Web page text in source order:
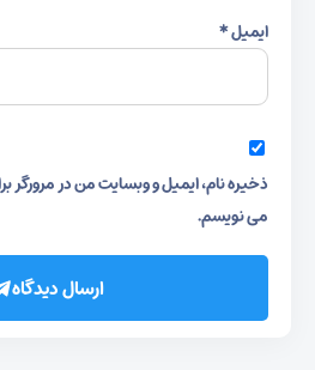
ایمیل*
ذخیره نام، ایمیل و وبسایت من در مرورگر
می نویسم.
ارسال دیدگاه